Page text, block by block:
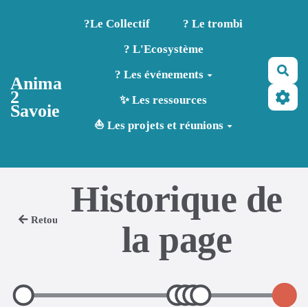
Aller au contenu principal
Anima
2
Savoie
?️Le Collectif
? Le trombi
? L'Ecosystème
? Les événements
✨ Les ressources
⛵ Les projets et réunions
Retour
Historique de
la page